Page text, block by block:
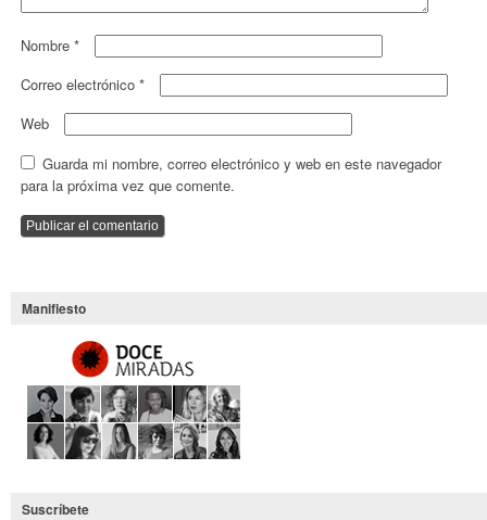
Nombre *
Correo electrónico *
Web
Guarda mi nombre, correo electrónico y web en este navegador
para la próxima vez que comente.
Manifiesto
Suscríbete